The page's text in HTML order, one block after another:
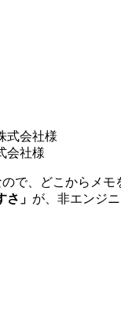
会社様
で、どこからメ
」 が、非エンジ